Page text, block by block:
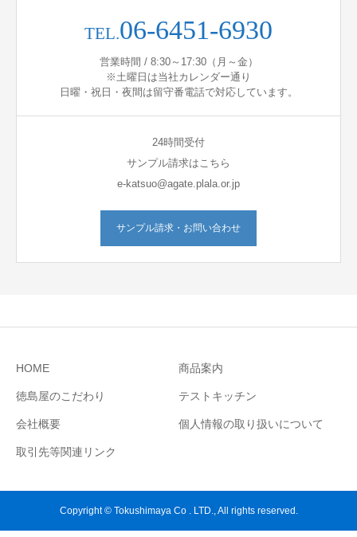
TEL.06-6451-6930
営業時間 / 8:30～17:30（月～金）
※土曜日は当社カレンダー通り
日曜・祝日・夜間は留守番電話で対応しています。
24時間受付
サンプル請求はこちら
e-katsuo@agate.plala.or.jp
サンプル請求・お問い合わせ
HOME 商品案内
徳島屋のこだわり テストキッチン
会社概要 個人情報の取り扱いについて
取引先等関連リンク
Copyright © Tokushimaya Co . LTD., All rights reserved.